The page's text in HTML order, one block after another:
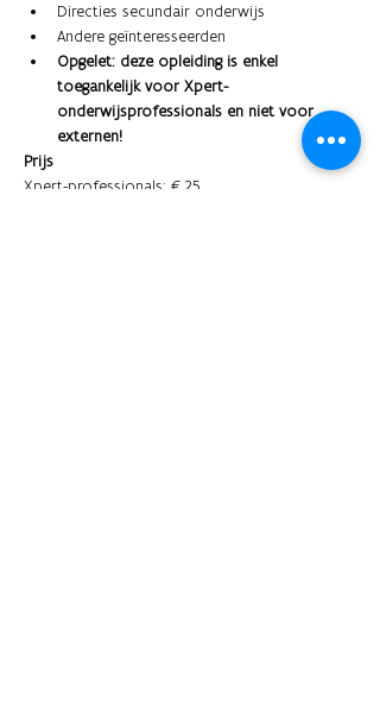
Directies secundair onderwijs
Andere geïnteresseerden
Opgelet: deze opleiding is enkel
toegankelijk voor Xpert-
onderwijsprofessionals en niet voor
externen!
Prijs
Xpert-professionals: €25